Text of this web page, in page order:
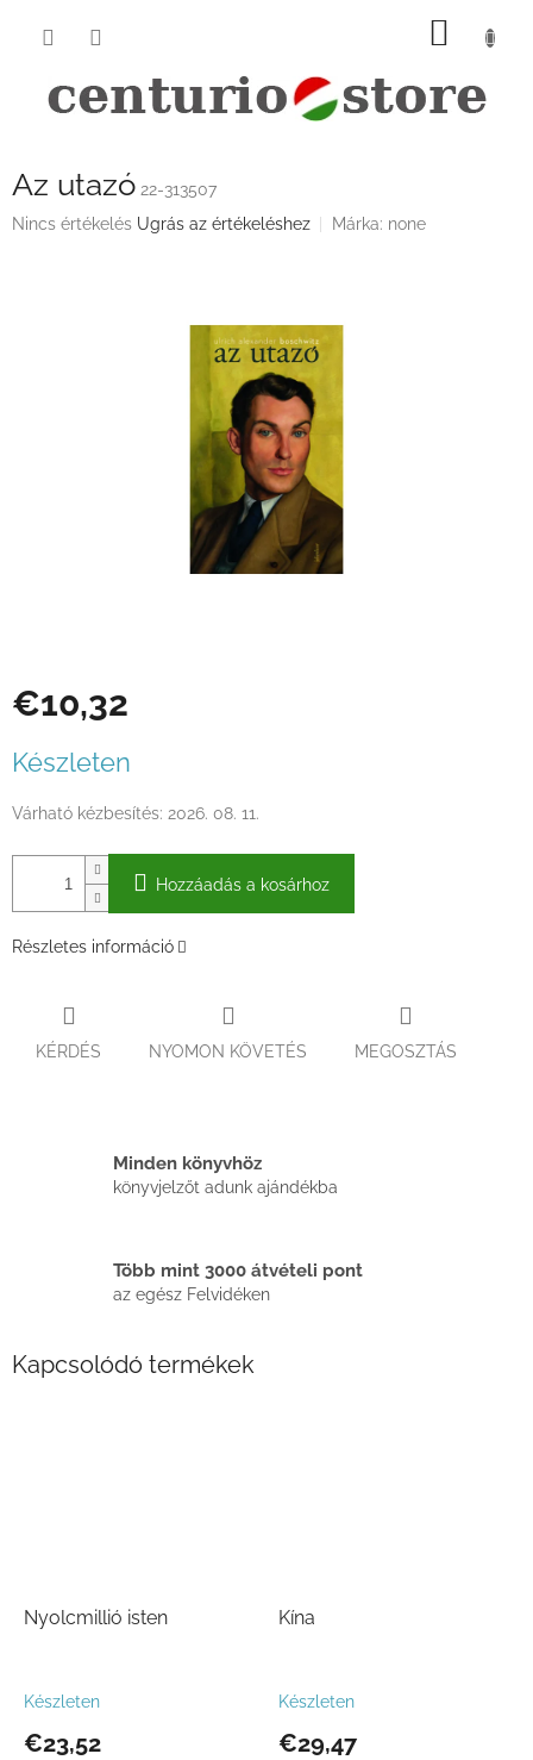
KOSÁR
Az utazó 22-313507
A
Nincs értékelés Ugrás az értékeléshez Márka: none
€10,32
Készleten
Várható kézbesítés: 2026. 08. 11.
Hozzáadás a kosárhoz
Részletes információ
KÉRDÉS NYOMON KÖVETÉS MEGOSZTÁS
Minden könyvhöz
könyvjelzőt adunk ajándékba
Több mint 3000 átvételi pont
az egész Felvidéken
Kapcsolódó termékek
Nyolcmillió isten
Készleten
€23,52
Kína
Készleten
€29,47